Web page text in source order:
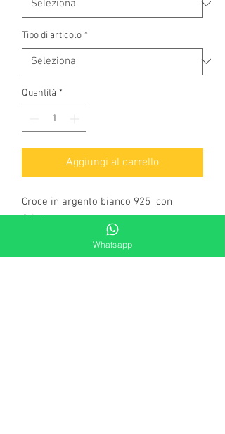
Tipo di articolo *
Quantità *
Aggiungi al carrello
Croce in argento bianco 925 con
Cristo .
Materiale: Argento 925
Whatsapp